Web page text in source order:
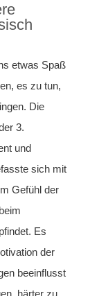
etwas Spaß
es zu tun,
Die
3.
und
sich mit
Gefühl der
Es
der
beeinflusst
härter zu